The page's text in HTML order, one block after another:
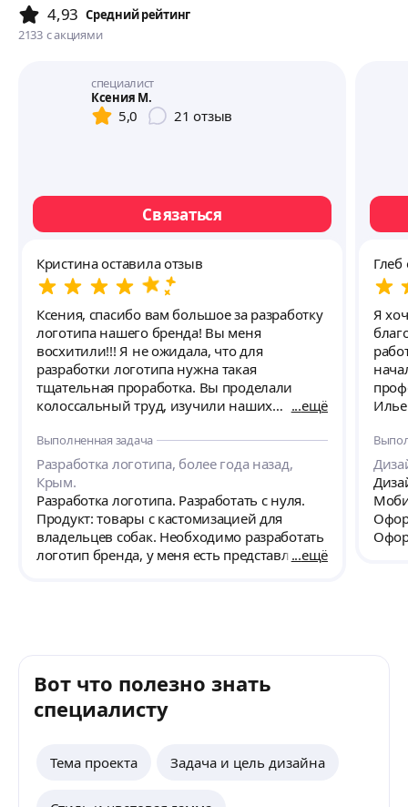
4,93 Cредний рейтинг
2133 с акциями
специалист
Ксения М.
5,0 21 отзыв
Связаться
Кристина оставила отзыв
Ксения, спасибо вам большое за разработку
логотипа нашего бренда! Вы меня
восхитили!!! Я не ожидала, что для
разработки логотипа нужна такая
тщательная проработка. Вы проделали
колоссальный труд, изучили наших
визуализации, создали 3 концепции
логотипа. Это мега-огромная работа! А
самое важное - результат, это наш логотип с
сердечком. Всем рекомендовать буду
только вас, потому что вы проникаетесь
проектом и нестандартно мыслите. Спасибо
вам за вашу вовлеченность и энтузиазм!!!
ещё
Выполненная задача
Разработка логотипа, более года назад,
Крым.
Разработка логотипа. Разработать с нуля.
Продукт: товары с кастомизацией для
владельцев собак. Необходимо разработать
логотип бренда, у меня есть представление
ещё
Глеб
Я
Вот что полезно знать
специалисту
Тема проекта Задача и цель дизайна